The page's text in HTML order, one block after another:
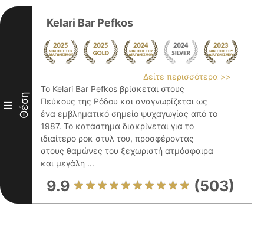
III Θέση
Kelari Bar Pefkos
Δείτε περισσότερα >>
Το Kelari Bar Pefkos βρίσκεται στους
Πεύκους της Ρόδου και αναγνωρίζεται ως
ένα εμβληματικό σημείο ψυχαγωγίας από το
1987. Το κατάστημα διακρίνεται για το
ιδιαίτερο ροκ στυλ του, προσφέροντας
στους θαμώνες του ξεχωριστή ατμόσφαιρα
και μεγάλη ...
9.9 (503)